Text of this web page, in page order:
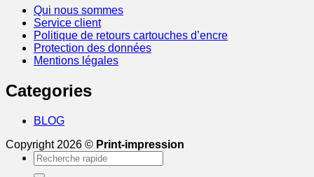
Qui nous sommes
Service client
Politique de retours cartouches d’encre
Protection des données
Mentions légales
Categories
BLOG
Copyright 2026 © Print-impression
Recherche
pour :